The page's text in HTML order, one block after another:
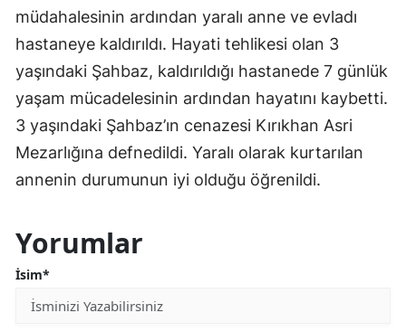
müdahalesinin ardından yaralı anne ve evladı
hastaneye kaldırıldı. Hayati tehlikesi olan 3
yaşındaki Şahbaz, kaldırıldığı hastanede 7 günlük
yaşam mücadelesinin ardından hayatını kaybetti.
3 yaşındaki Şahbaz’ın cenazesi Kırıkhan Asri
Mezarlığına defnedildi. Yaralı olarak kurtarılan
annenin durumunun iyi olduğu öğrenildi.
Yorumlar
İsim*